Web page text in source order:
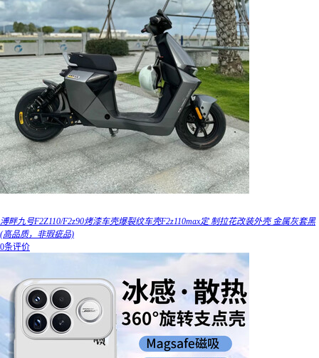
溥畔九号F2Z110/F2z90烤漆车壳爆裂纹车壳F2z110max定 制拉花改装外壳 金属灰套黑
(高品质，非瑕疵品)
0条评价